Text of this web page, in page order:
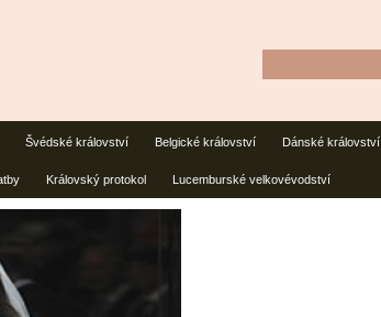
Švédské království Belgické království Dánské království
Královský protokol Lucemburské velkovévodství